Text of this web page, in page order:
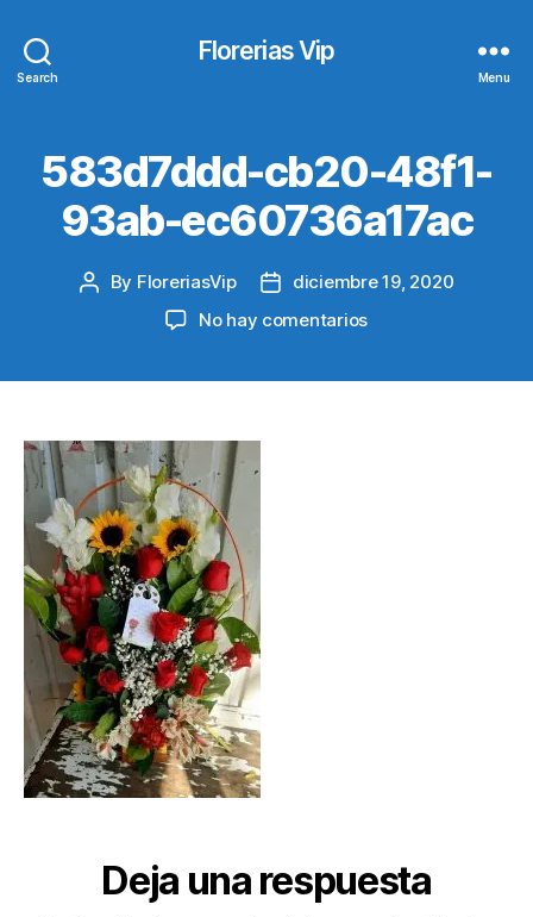
Search
Florerias Vip
Menu
583d7ddd-cb20-48f1-
93ab-ec60736a17ac
Post
By FloreriasVip
Postdiciembre 19, 2020
No hay comentariosen
Deja una respuesta